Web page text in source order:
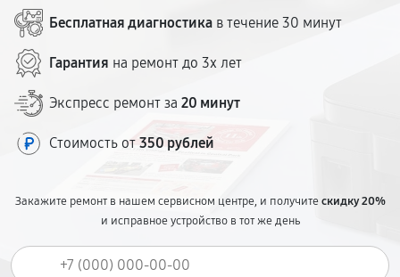
Бесплатная диагностика в течение 30 минут
Гарантия на ремонт до 3х лет
Экспресс ремонт за 20 минут
Стоимость от 350 рублей
Закажите ремонт в нашем сервисном центре, и получитескидку 20%
и исправное устройство в тот же день